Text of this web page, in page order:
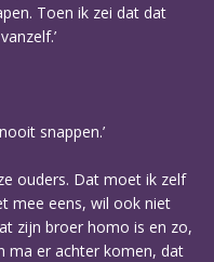
Toen ik zei dat dat
snappen.’
ouders. Dat moet ik zelf
mee eens, wil ook niet
zijn broer homo is en zo,
ma er achter komen, dat